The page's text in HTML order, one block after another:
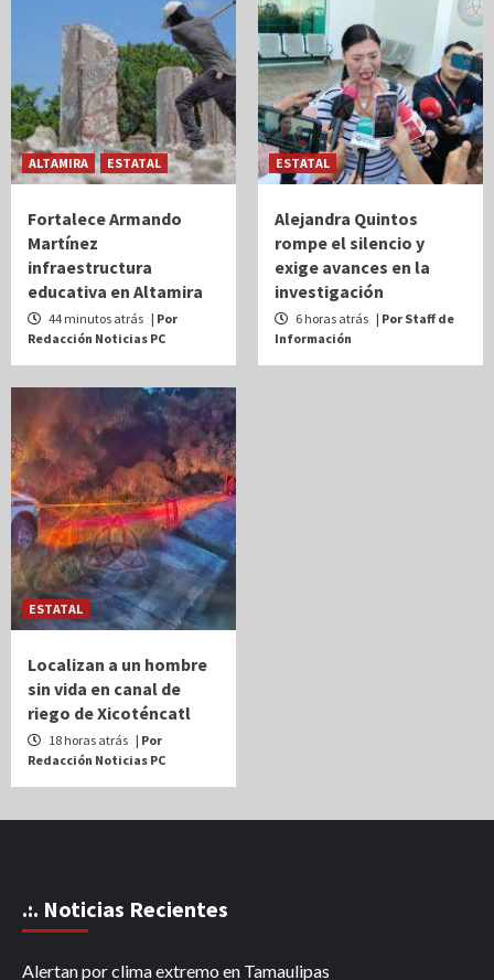
ALTAMIRA ESTATAL
Fortalece Armando
Martínez
infraestructura
educativa en Altamira
44 minutos atrás | Por
Redacción Noticias PC
ESTATAL
Alejandra Quintos
rompe el silencio y
exige avances en la
investigación
6 horas atrás | Por Staff de
Información
ESTATAL
Localizan a un hombre
sin vida en canal de
riego de Xicoténcatl
18 horas atrás | Por
Redacción Noticias PC
.:. Noticias Recientes
Alertan por clima extremo en Tamaulipas